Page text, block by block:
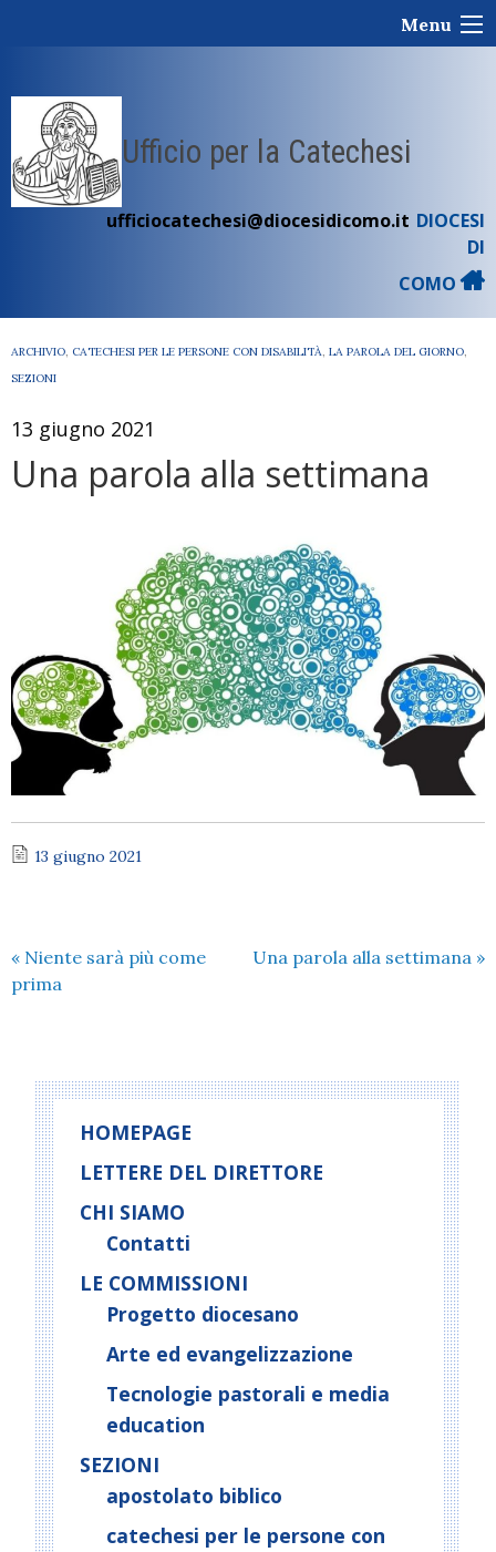
Menu
Ufficio per la Catechesi
ufficiocatechesi@diocesidicomo.it DIOCESI
DI
COMO
ARCHIVIO, CATECHESI PER LE PERSONE CON DISABILITÀ, LA PAROLA DEL GIORNO,
SEZIONI
13 giugno 2021
Una parola alla settimana
13 giugno 2021
« Niente sarà più come
prima
Una parola alla settimana »
HOMEPAGE
LETTERE DEL DIRETTORE
CHI SIAMO
Contatti
LE COMMISSIONI
Progetto diocesano
Arte ed evangelizzazione
Tecnologie pastorali e media
education
SEZIONI
apostolato biblico
catechesi per le persone con